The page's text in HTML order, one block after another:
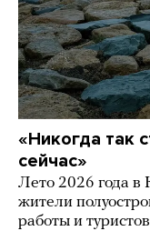
«Никогда так
сейчас»
Лето 2026 года в
жители
работы и